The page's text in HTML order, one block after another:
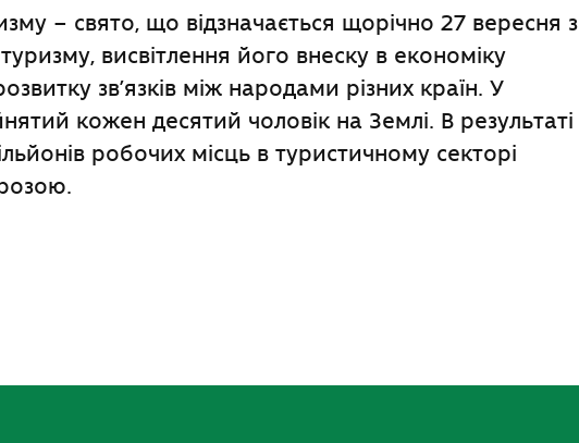
– свято, що відзначається щорічно 27 вересня з
висвітлення його внеску в економіку
зв’язків між народами різних країн. У
кожен десятий чоловік на Землі. В результаті
робочих місць в туристичному секторі